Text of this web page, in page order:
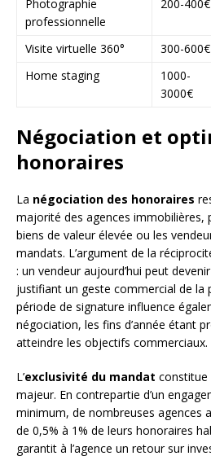
Photographie
professionnelle
200-400€
Visite virtuelle 360° 300-600€
Home staging
1000-
3000€
Négociation et
honoraires
La négociation des honoraires
majorité des agences immobilières,
biens de valeur élevée ou les
mandats. L’argument de la
: un vendeur aujourd’hui peut
justifiant un geste commercial de la
période de signature influence
négociation, les fins d’année étant
atteindre les objectifs commerciaux.
L’exclusivité du mandat constitue
majeur. En contrepartie d’un
minimum, de nombreuses agences
de 0,5% à 1% de leurs honoraires
garantit à l’agence un retour sur